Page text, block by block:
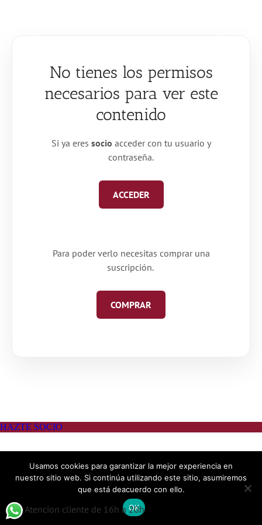
No tienes los permisos
necesarios para ver este
contenido
Si ya eres socio acceder con tu usuario y
contraseña.
ACCEDER
Para poder verlo necesitas comprar una
suscripción.
COMPRAR
Atencion cliente de 16h a 20h
Usamos cookies para garantizar la mejor experiencia en
nuestro sitio web. Si continúa utilizando este sitio, asumiremos
que está deacuerdo con ello.
OK